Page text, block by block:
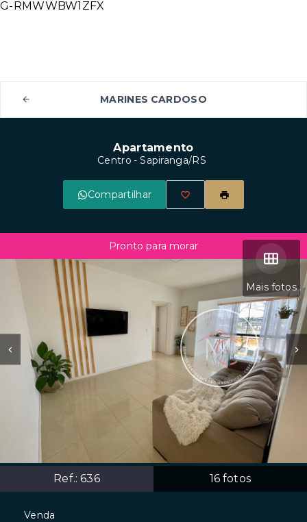
G-RMWWBW1ZFX
MARINES CARDOSO
Apartamento
Centro - Sapiranga/RS
Compartilhar
Mais fotos
Ref.:636 16 fotos
Pronto para morar
Venda